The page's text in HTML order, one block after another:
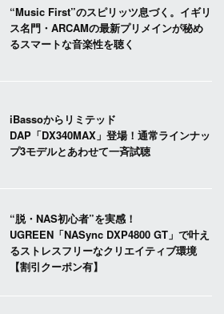
“Music First”のスピリッツ息づく。イギリ
ス名門・ARCAMの最新プリメインが秘め
るスマートな音楽性を聴く
iBassoからリミテッド
DAP「DX340MAX」登場！通常ラインナッ
プ3モデルとあわせて一斉試聴
“脱・NAS初心者”を実感！
UGREEN「NASync DXP4800 GT」で叶え
るストレスフリーなクリエイティブ環境
【割引クーポン有】